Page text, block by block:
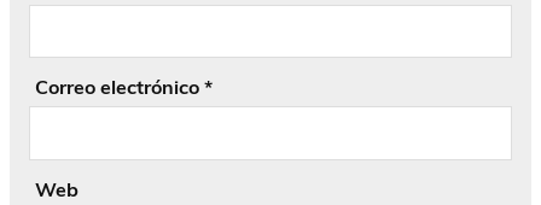
Correo electrónico *
Web